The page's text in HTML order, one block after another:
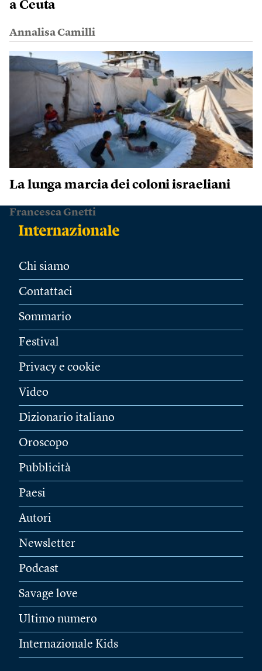
a Ceuta
Annalisa Camilli
La lunga marcia dei coloni israeliani
Francesca Gnetti
Chi siamo
Contattaci
Sommario
Festival
Privacy e cookie
Video
Dizionario italiano
Oroscopo
Pubblicità
Paesi
Autori
Newsletter
Podcast
Savage love
Ultimo numero
Internazionale Kids